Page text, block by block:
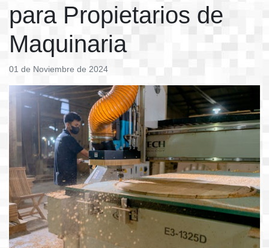
para Propietarios de
Maquinaria
01 de Noviembre de 2024